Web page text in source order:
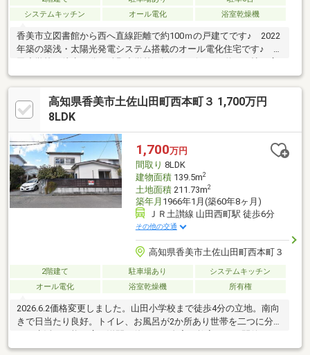
システムキッチン
オール電化 浴室乾燥機
香美市立図書館から西へ直線距離で約100ｍの戸建てです♪ 2022
年築の築浅・太陽光発電システム搭載のオール電化住宅です♪ 山
田小学校へ徒歩14分、鏡野中学校9分♪ リビングは約23.6帖と広
めで、特徴的なのはその開放感♪ リビングにはスケルトン階段が
あり、玄関は吹抜けになっていて明るい室内空間になっています
♪ ニッチスペースもあり、2階ホールにはちょっとしたワーキン
グスペースも♪ お車は3台駐車可能です♪
高知県香美市土佐山田町西本町３ 1,700万円
8LDK
1,700万円
間取り 8LDK
建物面積139.5m2
土地面積211.73m2
築年月 1966年1月(築60年8ヶ月)
ＪＲ土讃線 山田西町駅 徒歩6分
その他の交通
高知県香美市土佐山田町西本町３
2階建て 駐車場あり
システムキッチン
オール電化
浴室乾燥機 所有権
2026.6.2価格変更しました。山田小学校まで徒歩4分の立地。南向
きで日当たり良好。トイレ、お風呂が2か所あり世帯を二つに分け
適します。1階部分だけでも、100㎡（約30坪）の広さがあります